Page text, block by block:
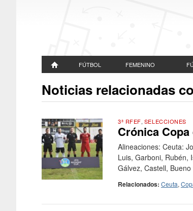
FÚTBOL FEMENINO
Noticias relacionadas
3ª RFEF, SELECCIONES
Crónica
Alineaciones: Ceuta:
Luis, Garboni, Rubén,
Gálvez, Castell,
Relacionados: Ceuta,